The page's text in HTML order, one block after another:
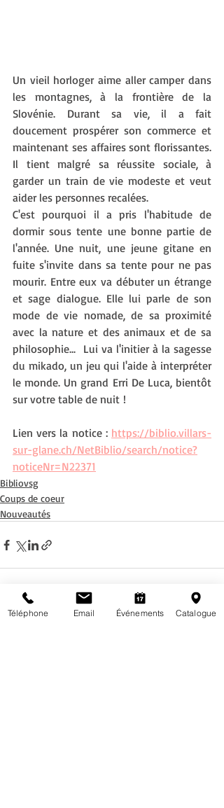
Un vieil horloger aime aller camper dans
les montagnes, à la frontière de la
Slovénie. Durant sa vie, il a fait
doucement prospérer son commerce et
maintenant ses affaires sont florissantes.
Il tient malgré sa réussite sociale, à
garder un train de vie modeste et veut
aider les personnes recalées.
C'est pourquoi il a pris l'habitude de
dormir sous tente une bonne partie de
l'année. Une nuit, une jeune gitane en
fuite s'invite dans sa tente pour ne pas
mourir. Entre eux va débuter un étrange
et sage dialogue. Elle lui parle de son
mode de vie nomade, de sa proximité
avec la nature et des animaux et de sa
philosophie...  Lui va l'initier à la sagesse
du mikado, un jeu qui l'aide à interpréter
le monde. Un grand Erri De Luca, bientôt
sur votre table de nuit !
Lien vers la notice : https://biblio.villars-
sur-glane.ch/NetBiblio/search/notice?
noticeNr=N22371
Bibliovsg
Coups de coeur
Nouveautés
Téléphone Email Événements Catalogue